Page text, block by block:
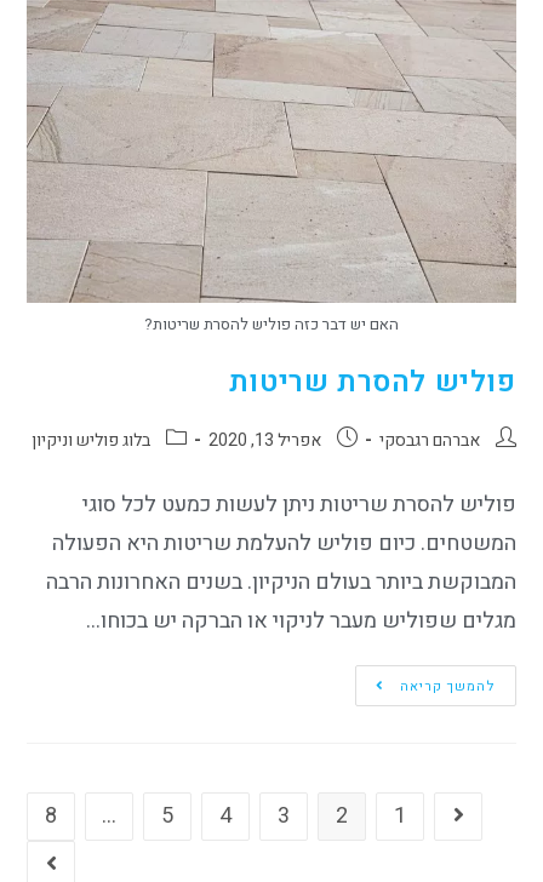
האם יש דבר כזה פוליש להסרת שריטות?
פוליש להסרת שריטות
אברהם רגבסקי אפריל 13, 2020 בלוג פוליש וניקיון
פוליש להסרת שריטות ניתן לעשות כמעט לכל סוגי
המשטחים. כיום פוליש להעלמת שריטות היא הפעולה
המבוקשת ביותר בעולם הניקיון. בשנים האחרונות הרבה
מגלים שפוליש מעבר לניקוי או הברקה יש בכוחו…
להמשך קריאה
1
2
3
4
5
…
8